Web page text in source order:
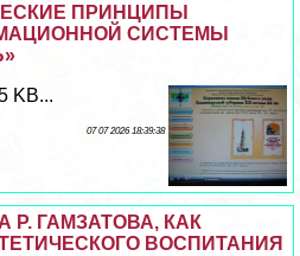
ПРИНЦИПЫ
СИСТЕМЫ
KB...
07 07 2026 18:39:38
Р. ГАМЗАТОВА, КАК
ВОСПИТАНИЯ